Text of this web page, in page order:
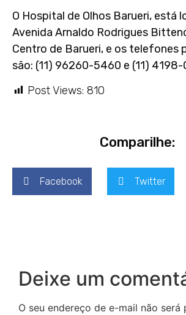
O Hospital de Olhos Barueri, está
Avenida Arnaldo Rodrigues
Centro de Barueri, e os telefones
são: (11) 96260-5460 e (11)
Post Views: 810
Comparilhe:
Facebook Twitter
Deixe um
O seu endereço de e-mail não será